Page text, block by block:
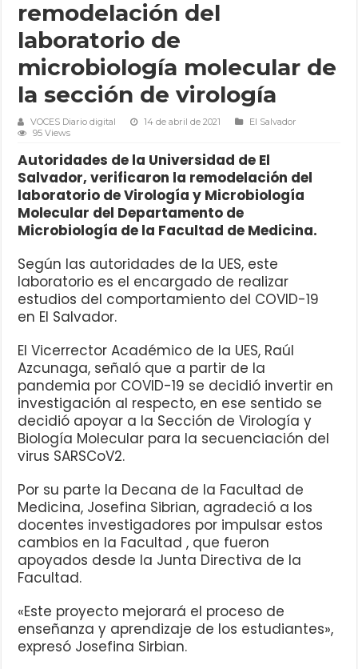
remodelación del
laboratorio de
microbiología molecular de
la sección de virología
VOCES Diario digital 14 de abril de 2021
El Salvador
95 Views
Autoridades de la Universidad de El
Salvador, verificaron la remodelación del
laboratorio de Virología y Microbiología
Molecular del Departamento de
Microbiología de la Facultad de Medicina.
Según las autoridades de la UES, este
laboratorio es el encargado de realizar
estudios del comportamiento del COVID-19
en El Salvador.
El Vicerrector Académico de la UES, Raúl
Azcunaga, señaló que a partir de la
pandemia por COVID-19 se decidió invertir en
investigación al respecto, en ese sentido se
decidió apoyar a la Sección de Virología y
Biología Molecular para la secuenciación del
virus SARSCoV2.
Por su parte la Decana de la Facultad de
Medicina, Josefina Sibrian, agradeció a los
docentes investigadores por impulsar estos
cambios en la Facultad , que fueron
apoyados desde la Junta Directiva de la
Facultad.
«Este proyecto mejorará el proceso de
enseñanza y aprendizaje de los estudiantes»,
expresó Josefina Sirbian.